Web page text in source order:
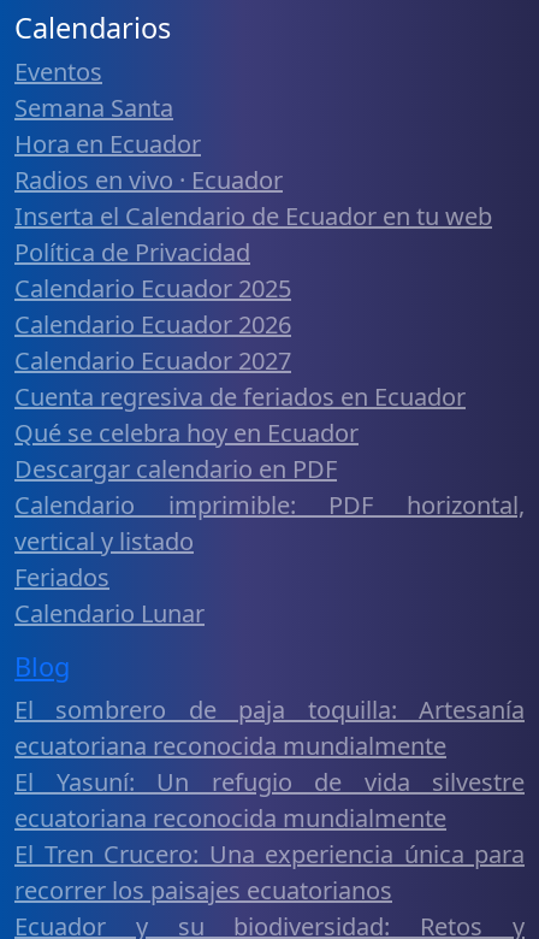
Calendarios
Eventos
Semana Santa
Hora en Ecuador
Radios en vivo · Ecuador
Inserta el Calendario de Ecuador en tu web
Política de Privacidad
Calendario Ecuador 2025
Calendario Ecuador 2026
Calendario Ecuador 2027
Cuenta regresiva de feriados en Ecuador
Qué se celebra hoy en Ecuador
Descargar calendario en PDF
Calendario imprimible: PDF horizontal,
vertical y listado
Feriados
Calendario Lunar
Blog
El sombrero de paja toquilla: Artesanía
ecuatoriana reconocida mundialmente
El Yasuní: Un refugio de vida silvestre
ecuatoriana reconocida mundialmente
El Tren Crucero: Una experiencia única para
recorrer los paisajes ecuatorianos
Ecuador y su biodiversidad: Retos y